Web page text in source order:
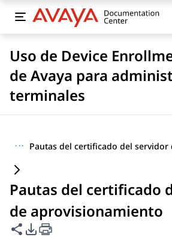
Uso de Device
de Avaya para
terminales
···
Pautas del certificado
de aprovisionamiento
Compartir esta página
Opciones de exportación de